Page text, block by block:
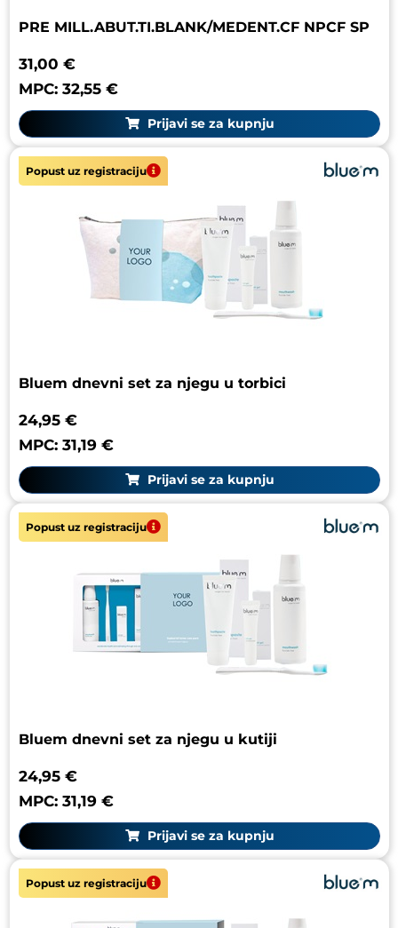
PRE MILL.ABUT.TI.BLANK/MEDENT.CF NPCF SP
31,00 €
MPC: 32,55 €
Prijavi se za kupnju
Popust uz registraciju
Bluem dnevni set za njegu u torbici
24,95 €
MPC: 31,19 €
Prijavi se za kupnju
Popust uz registraciju
Bluem dnevni set za njegu u kutiji
24,95 €
MPC: 31,19 €
Prijavi se za kupnju
Popust uz registraciju